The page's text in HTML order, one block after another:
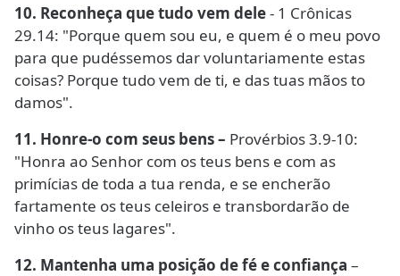
10. Reconheça que tudo vem dele- 1 Crônicas
29.14: "Porque quem sou eu, e quem é o meu povo
para que pudéssemos dar voluntariamente estas
coisas? Porque tudo vem de ti, e das tuas mãos to
damos".
11. Honre-o com seus bens – Provérbios 3.9-10:
"Honra ao Senhor com os teus bens e com as
primícias de toda a tua renda, e se encherão
fartamente os teus celeiros e transbordarão de
vinho os teus lagares".
12. Mantenha uma posição de fé e confiança –